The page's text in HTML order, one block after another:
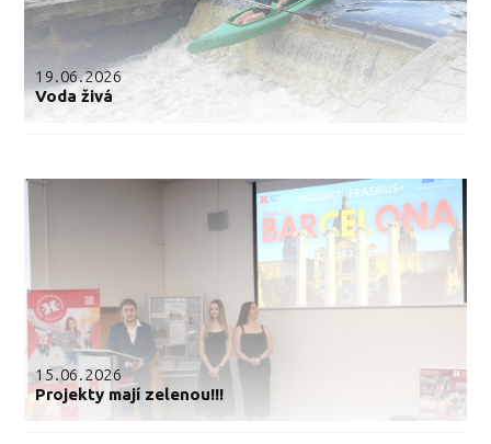
19.06.2026
Voda živá
15.06.2026
Projekty mají zelenou!!!